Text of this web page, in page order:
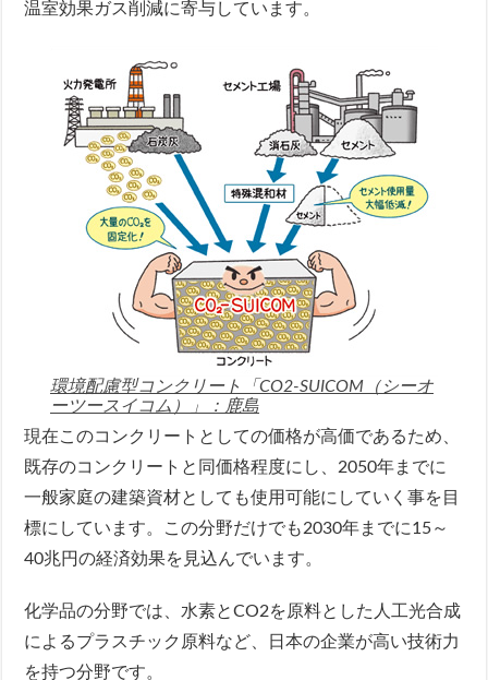
温室効果ガス削減に寄与しています。
環境配慮型コンクリート「CO2-SUICOM（シーオ
ーツースイコム）」：鹿島
現在このコンクリートとしての価格が高価であるため、
既存のコンクリートと同価格程度にし、2050年までに
一般家庭の建築資材としても使用可能にしていく事を目
標にしています。この分野だけでも2030年までに15～
40兆円の経済効果を見込んでいます。
化学品の分野では、水素とCO2を原料とした人工光合成
によるプラスチック原料など、日本の企業が高い技術力
を持つ分野です。